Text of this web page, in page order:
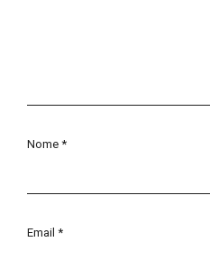
Nome *
Email *